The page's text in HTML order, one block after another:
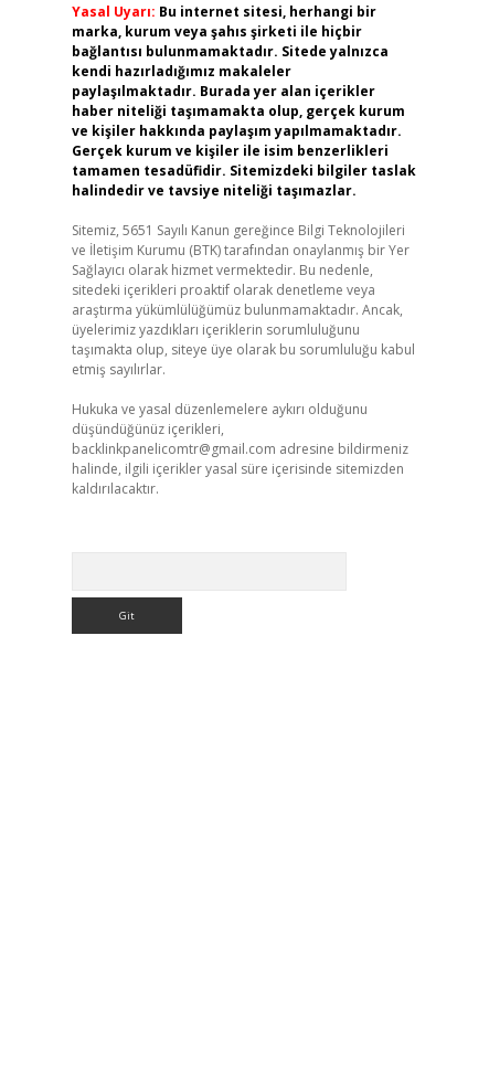
Yasal Uyarı: Bu internet sitesi, herhangi bir
marka, kurum veya şahıs şirketi ile hiçbir
bağlantısı bulunmamaktadır. Sitede yalnızca
kendi hazırladığımız makaleler
paylaşılmaktadır. Burada yer alan içerikler
haber niteliği taşımamakta olup, gerçek kurum
ve kişiler hakkında paylaşım yapılmamaktadır.
Gerçek kurum ve kişiler ile isim benzerlikleri
tamamen tesadüfidir. Sitemizdeki bilgiler taslak
halindedir ve tavsiye niteliği taşımazlar.
Sitemiz, 5651 Sayılı Kanun gereğince Bilgi Teknolojileri
ve İletişim Kurumu (BTK) tarafından onaylanmış bir Yer
Sağlayıcı olarak hizmet vermektedir. Bu nedenle,
sitedeki içerikleri proaktif olarak denetleme veya
araştırma yükümlülüğümüz bulunmamaktadır. Ancak,
üyelerimiz yazdıkları içeriklerin sorumluluğunu
taşımakta olup, siteye üye olarak bu sorumluluğu kabul
etmiş sayılırlar.
Hukuka ve yasal düzenlemelere aykırı olduğunu
düşündüğünüz içerikleri,
backlinkpanelicomtr@gmail.com adresine bildirmeniz
halinde, ilgili içerikler yasal süre içerisinde sitemizden
kaldırılacaktır.